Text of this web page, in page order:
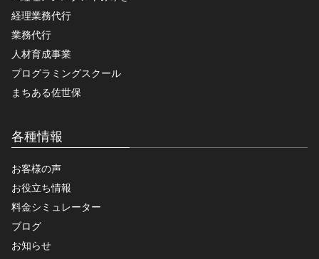
経理業務代行
業務代行
人材育成事業
プログラミングスクール
まちある佐世保
各種情報
お客様の声
お役立ち情報
料金シミュレーター
ブログ
お知らせ